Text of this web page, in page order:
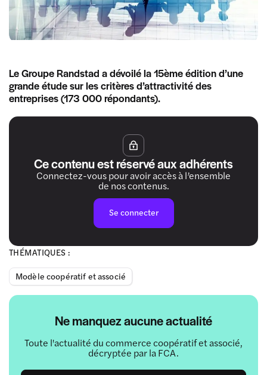
THÉMATIQUES :
Modèle coopératif et associé
Ne manquez aucune actualité
Toute l'actualité du commerce coopératif et associé,
décryptée par la FCA.
Le Groupe Randstad a dévoilé la 15ème édition d’une
grande étude sur les critères d’attractivité des
entreprises (173 000 répondants).
Ce contenu est réservé aux adhérents
Connectez-vous pour avoir accès à l’ensemble
de nos contenus.
Se connecter